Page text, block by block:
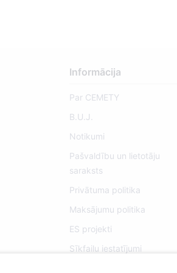
Informācija
Par CEMETY
B.U.J.
Notikumi
Pašvaldību un lietotāju
saraksts
Privātuma politika
Maksājumu politika
ES projekti
Sīkfailu iestatījumi